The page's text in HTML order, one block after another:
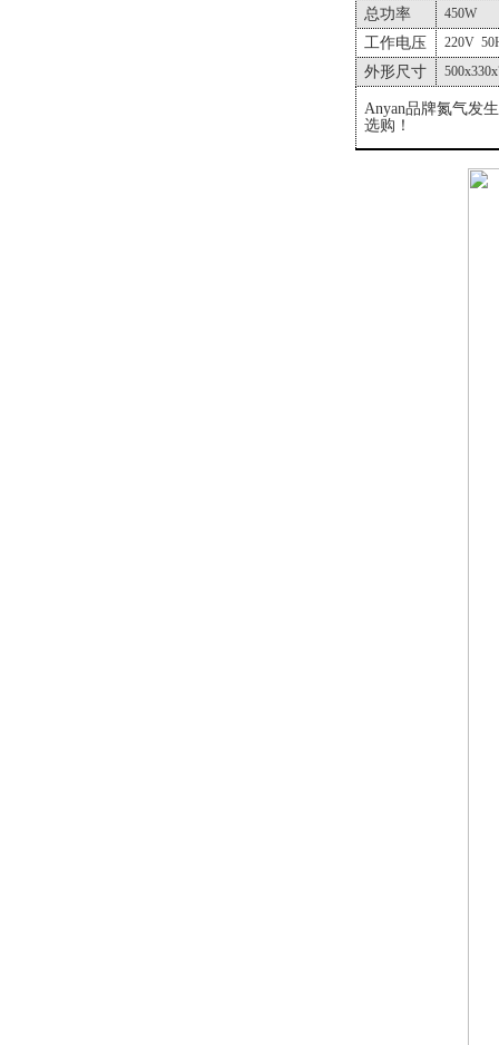
总功率 450W
工作电压 220V
外形尺寸
Anyan品牌氮气发
选购！